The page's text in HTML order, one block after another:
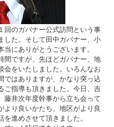
回のガバナー公式訪問という事
した。そして田中ガバナー、小
にありがとうございます。
間ですが、先ほどガバナー、地
会をいたしました。いろんなお
ではありますが、かなり突っ込
ご指導も頂きました。今日、吉
藤井次年度幹事から立ち会って
より良いかたち、地区がより良
進めさせて頂きました。